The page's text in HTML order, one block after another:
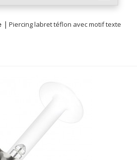
Piercing labret téflon avec motif texte